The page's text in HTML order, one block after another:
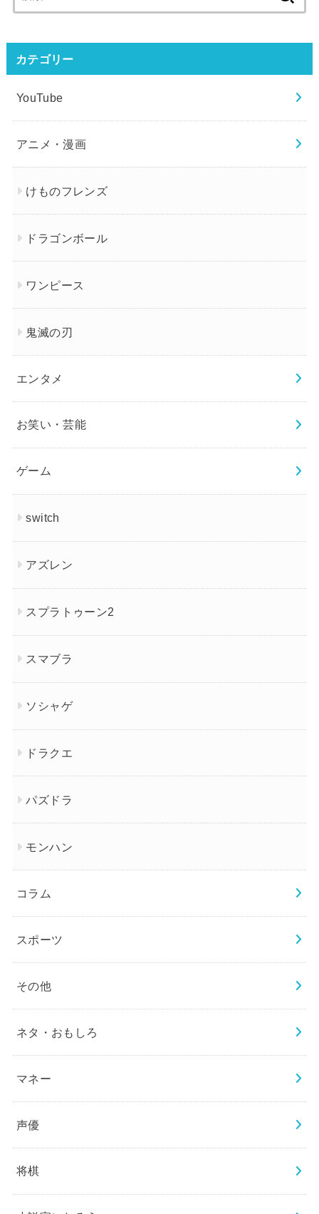
索:
カテゴリー
YouTube
アニメ・漫画
けものフレンズ
ドラゴンボール
ワンピース
鬼滅の刃
エンタメ
お笑い・芸能
ゲーム
switch
アズレン
スプラトゥーン2
スマブラ
ソシャゲ
ドラクエ
パズドラ
モンハン
コラム
スポーツ
その他
ネタ・おもしろ
マネー
声優
将棋